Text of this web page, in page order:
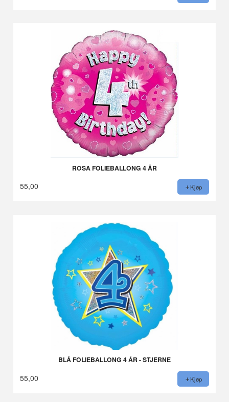
ROSA FOLIEBALLONG 4 ÅR
55,00 Kjøp
BLÅ FOLIEBALLONG 4 ÅR - STJERNE
55,00 Kjøp